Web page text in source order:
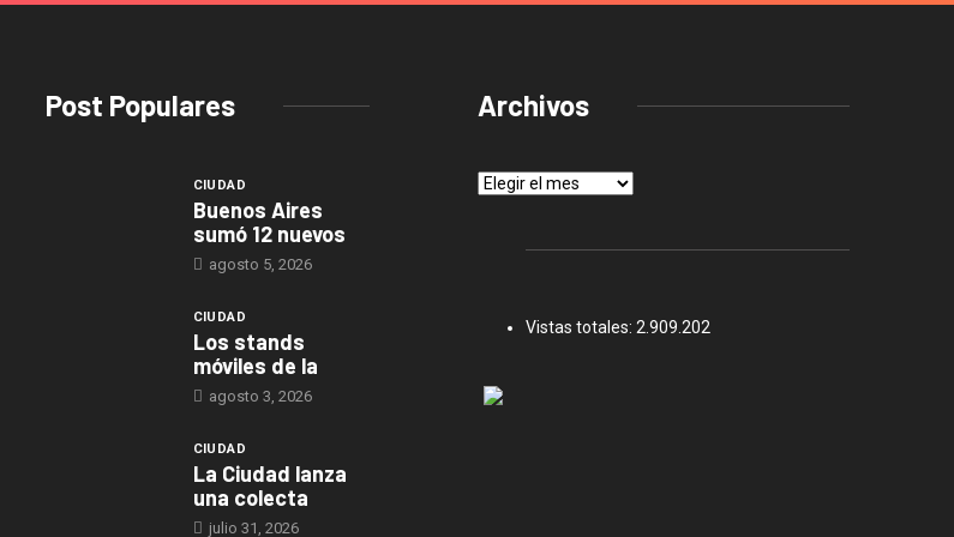
Post Populares
CIUDAD
Buenos Aires
sumó 12 nuevos
agosto 5, 2026
CIUDAD
Los stands
móviles de la
agosto 3, 2026
CIUDAD
La Ciudad lanza
una colecta
julio 31, 2026
Archivos
Archivos
Vistas totales: 2.909.202